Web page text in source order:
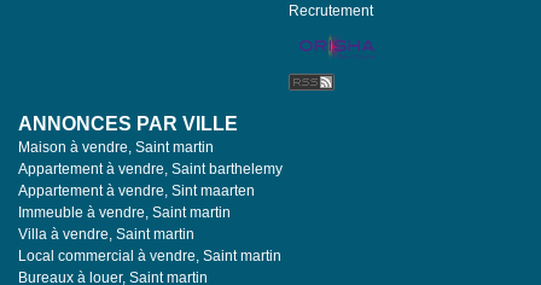
Recrutement
ANNONCES PAR VILLE
Maison à vendre, Saint martin
Appartement à vendre, Saint barthelemy
Appartement à vendre, Sint maarten
Immeuble à vendre, Saint martin
Villa à vendre, Saint martin
Local commercial à vendre, Saint martin
Bureaux à louer, Saint martin